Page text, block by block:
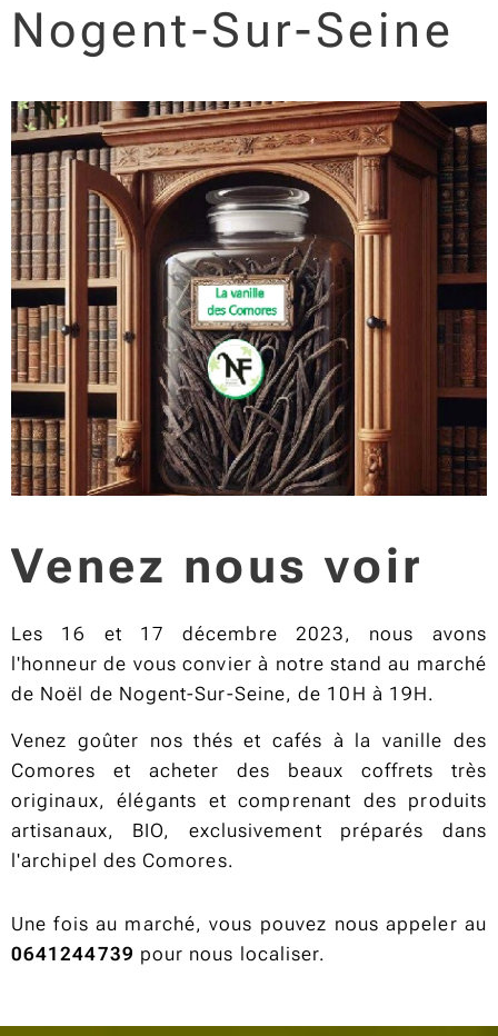
Nogent-Sur-Seine
Venez nous voir
Les 16 et 17 décembre 2023, nous avons
l'honneur de vous convier à notre stand au marché
de Noël de Nogent-Sur-Seine, de 10H à 19H.
Venez goûter nos thés et cafés à la vanille des
Comores et acheter des beaux coffrets très
originaux, élégants et comprenant des produits
artisanaux, BIO, exclusivement préparés dans
l'archipel des Comores.
Une fois au marché, vous pouvez nous appeler au
0641244739 pour nous localiser.